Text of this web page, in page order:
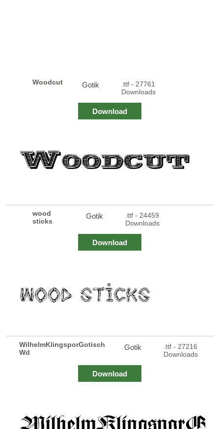
Woodcut Gotik
.ttf - 27761
Downloads
Download
wood
sticks
Gotik
.ttf - 24459
Downloads
Download
WilhelmKlingsporGotisch
Wd
Gotik
.ttf - 27216
Downloads
Download